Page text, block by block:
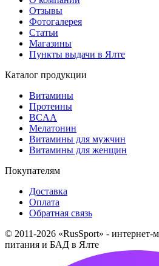
Отзывы
Фотогалерея
Статьи
Магазины
Пункты выдачи в Ялте
Каталог продукции
Витамины
Протеины
BCAA
Мелатонин
Витамины для мужчин
Витамины для женщин
Покупателям
Доставка
Оплата
Обратная связь
© 2011-2026 «RusSport» - интернет-
питания и БАД в Ялте